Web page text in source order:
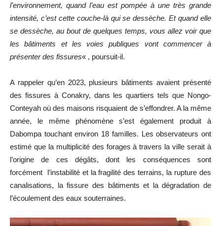
l’environnement, quand l’eau est pompée à une très grande
intensité, c’est cette couche-là qui se dessèche. Et quand elle
se dessèche, au bout de quelques temps, vous allez voir que
les bâtiments et les voies publiques vont commencer à
présenter des fissures« , poursuit-il.
A rappeler qu’en 2023, plusieurs bâtiments avaient présenté
des fissures à Conakry, dans les quartiers tels que Nongo-
Conteyah où des maisons risquaient de s’effondrer. A la même
année, le même phénomène s’est également produit à
Dabompa touchant environ 18 familles. Les observateurs ont
estimé que la multiplicité des forages à travers la ville serait à
l’origine de ces dégâts, dont les conséquences sont
forcément l’instabilité et la fragilité des terrains, la rupture des
canalisations, la fissure des bâtiments et la dégradation de
l’écoulement des eaux souterraines.